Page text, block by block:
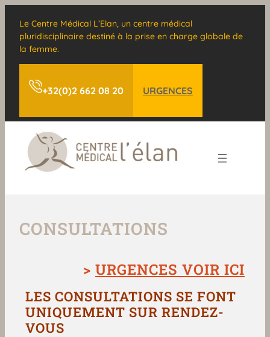
Le Centre Médical L’Elan, un centre médical
pluridisciplinaire destiné à la prise en charge globale de
la femme.
+32(0)2 662 08 20 URGENCES
CONSULTATIONS
> URGENCES VOIR ICI
LES CONSULTATIONS SE FONT
UNIQUEMENT SUR RENDEZ-
VOUS